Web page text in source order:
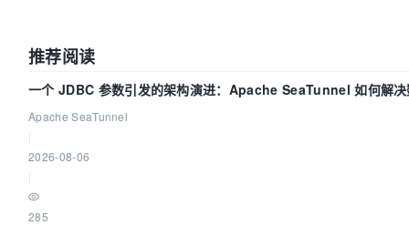
推荐阅读
一个 JDBC 参数引发的架构演进：Apache SeaTunnel 如何解
中的“定时 Flush”难题
Apache SeaTunnel
2026-08-06
285